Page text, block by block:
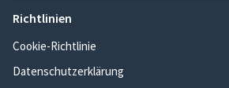
Richtlinien
Cookie-Richtlinie
Datenschutzerklärung